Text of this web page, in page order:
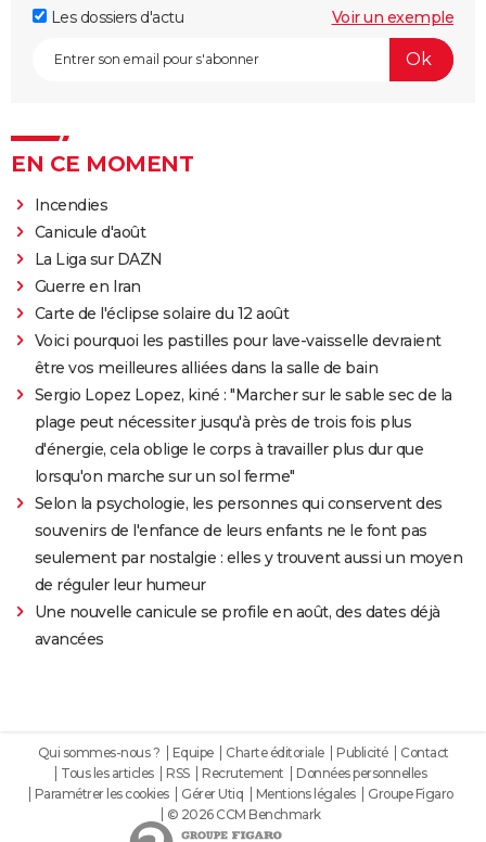
Les dossiers d'actu
Voir un exemple
EN CE MOMENT
Incendies
Canicule d'août
La Liga sur DAZN
Guerre en Iran
Carte de l'éclipse solaire du 12 août
Voici pourquoi les pastilles pour lave-vaisselle devraient
être vos meilleures alliées dans la salle de bain
Sergio Lopez Lopez, kiné : "Marcher sur le sable sec de la
plage peut nécessiter jusqu'à près de trois fois plus
d'énergie, cela oblige le corps à travailler plus dur que
lorsqu'on marche sur un sol ferme"
Selon la psychologie, les personnes qui conservent des
souvenirs de l'enfance de leurs enfants ne le font pas
seulement par nostalgie : elles y trouvent aussi un moyen
de réguler leur humeur
Une nouvelle canicule se profile en août, des dates déjà
avancées
Qui sommes-nous ? Equipe Charte éditoriale Publicité
Contact
Tous les articles
RSS Recrutement
Données personnelles
Paramétrer les cookies
Gérer Utiq Mentions légales
Groupe Figaro
© 2026 CCM Benchmark